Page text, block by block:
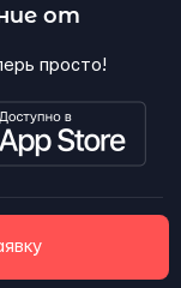
от
просто!
©